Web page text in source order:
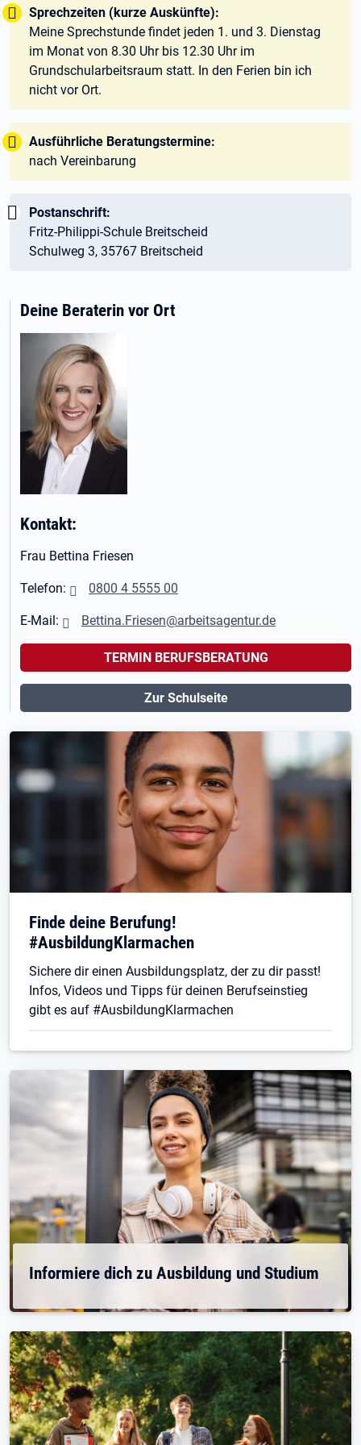
Tipp:
Sprechzeiten (kurze Auskünfte):
Meine Sprechstunde findet jeden 1. und 3. Dienstag
im Monat von 8.30 Uhr bis 12.30 Uhr im
Grundschularbeitsraum statt. In den Ferien bin ich
nicht vor Ort.
Tipp:
Ausführliche Beratungstermine:
nach Vereinbarung
Wichtig:
Postanschrift:
Fritz-Philippi-Schule Breitscheid
Schulweg 3, 35767 Breitscheid
Deine Beraterin vor Ort
Kontakt:
Frau Bettina Friesen
Telefon: 0800 4 5555 00
E-Mail: Bettina.Friesen@arbeitsagentur.de
TERMIN BERUFSBERATUNG
Zur Schulseite
Finde deine Berufung!
#AusbildungKlarmachen
Sichere dir einen Ausbildungsplatz, der zu dir passt!
Infos, Videos und Tipps für deinen Berufseinstieg
gibt es auf #AusbildungKlarmachen
Informiere dich zu Ausbildung und Studium